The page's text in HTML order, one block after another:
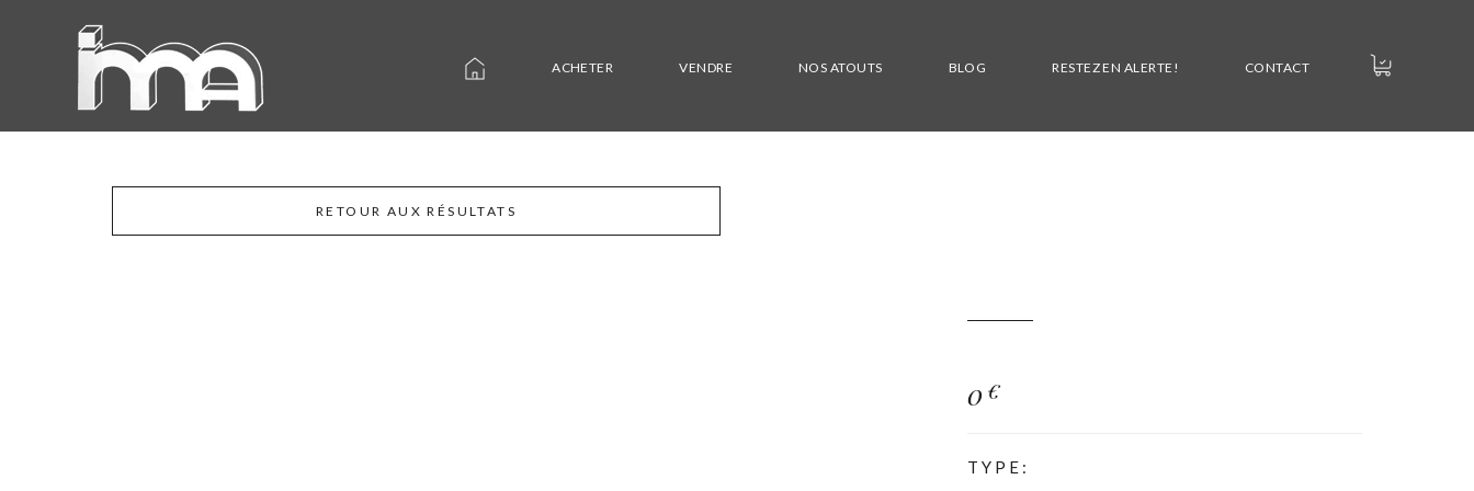
ACHETER VENDRE NOS ATOUTS BLOG RESTEZ EN ALERTE! CONTACT
RETOUR AUX RÉSULTATS
0 €
TYPE: